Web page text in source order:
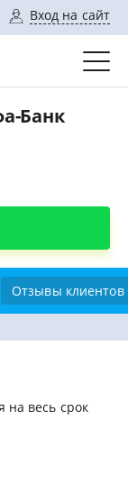
Вход на сайт
Банк
Отзывы клиентов
на весь срок